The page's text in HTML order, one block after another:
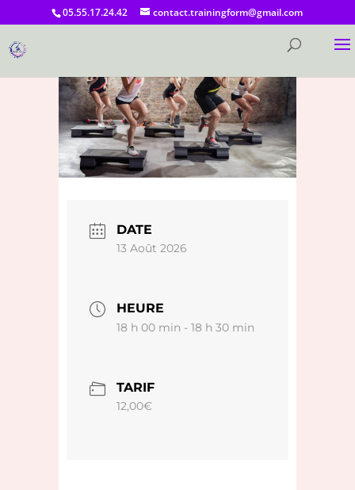
05.55.17.24.42 contact.trainingform@gmail.com
DATE
13 Août 2026
HEURE
18 h 00 min - 18 h 30 min
TARIF
12,00€